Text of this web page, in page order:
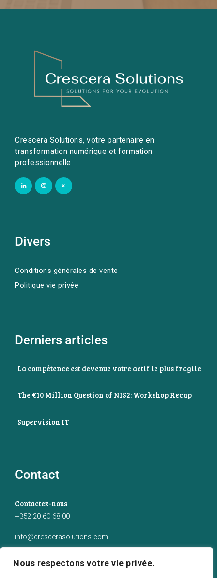
Nous respectons votre vie privée.
Crescera Solutions, votre partenaire en
transformation numérique et formation
professionnelle
Divers
Conditions générales de vente
Politique vie privée
Derniers articles
La compétence est devenue votre actif le plus fragile
The €10 Million Question of NIS2: Workshop Recap
Supervision IT
Contact
Contactez-nous
+352 20 60 68 00
info@crescerasolutions.com
50 route d’Esch (2ème étage), Luxembourg